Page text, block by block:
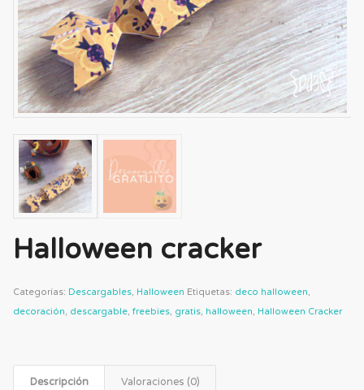
Halloween cracker
Categorías: Descargables, Halloween Etiquetas: deco halloween,
decoración, descargable, freebies, gratis, halloween, Halloween Cracker
Descripción Valoraciones (0)